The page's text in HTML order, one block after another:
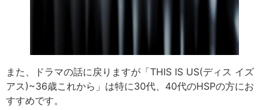
また、ドラマの話に戻りますが「THIS IS US(ディス イズ
アス)~36歳これから」は特に30代、40代のHSPの方にお
すすめです。